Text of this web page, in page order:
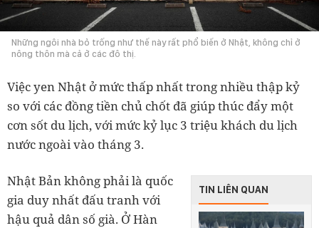
Những ngôi nhà bỏ trống như thế này rất phổ biến ở Nhật, không chỉ ở
nông thôn mà cả ở các đô thị.
Việc yen Nhật ở mức thấp nhất trong nhiều thập kỷ
so với các đồng tiền chủ chốt đã giúp thúc đẩy một
cơn sốt du lịch, với mức kỷ lục 3 triệu khách du lịch
nước ngoài vào tháng 3.
TIN LIÊN QUAN
Nhật Bản không phải là quốc
gia duy nhất đấu tranh với
hậu quả dân số già. Ở Hàn